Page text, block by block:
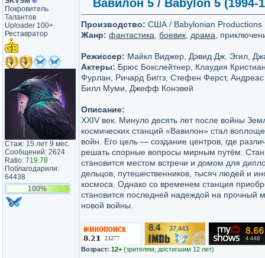
Покровитель
Талантов
Uploader 100+
Реставратор
Стаж: 15 лет 9 мес.
Сообщений: 2624
Ratio: 719.78
Поблагодарили:
64438
100%
Вавилон 5 / Babylon 5 (1994-
Производство: США / Babylonian Productions
Жанр: фантастика боевик драма ,
Режиссер: Майкл Виджер, Дэвид Дж. Эгил,
Актеры: Брюс Бокслейтнер, Клаудия
Фурлан, Ричард Биггз, Стефен Ферст,
Билл Муми, Джефф Конэвей
Описание:
XXIV век. Минуло десять лет после войны
космических станций «Вавилон» стал
войн. Его цель — создание центров, где
решать спорные вопросы мирным путём.
становится местом встречи и домом для
дельцов, путешественников, тысяч людей и
космоса. Однако со временем станция
становится последней надеждой на прочный
новой войны.
8.4/10 37,443
Возраст: 12+ (зрителям, достигшим 12 лет)